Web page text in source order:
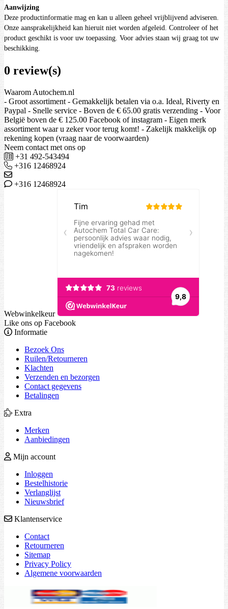
Aanwijzing
Deze productinformatie mag en kan u alleen geheel vrijblijvend adviseren.
Onze aansprakelijkheid kan hieruit niet worden afgeleid. Controleer of het
product geschikt is voor uw toepassing. Voor advies staan wij graag tot uw
beschikking.
0 review(s)
Waarom Autochem.nl
- Groot assortiment - Gemakkelijk betalen via o.a. Ideal, Riverty en
Paypal - Snelle service - Boven de € 65.00 gratis verzending - Voor
België boven de € 125.00 Facebook of instagram - Eigen merk
assortiment waar u zeker voor terug komt! - Zakelijk makkelijk op
rekening kopen (vraag naar de voorwaarden)
Neem contact met ons op
+31 492-543494
+316 12468924
+316 12468924
Webwinkelkeur
Like ons op Facebook
Informatie
Bezoek Ons
Ruilen/Retourneren
Klachten
Verzenden en bezorgen
Contact gegevens
Betalingen
Extra
Merken
Aanbiedingen
Mijn account
Inloggen
Bestelhistorie
Verlanglijst
Nieuwsbrief
Klantenservice
Contact
Retourneren
Sitemap
Privacy Policy
Algemene voorwaarden